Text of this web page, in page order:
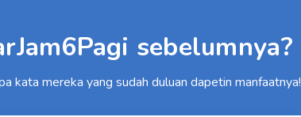
sebelumnya?
kata mereka yang sudah duluan dapetin manfaatnya!